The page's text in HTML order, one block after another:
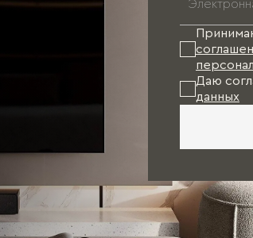
Даю
данных